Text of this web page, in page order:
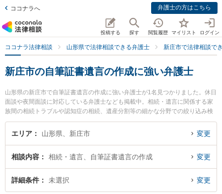
ココナラへ 弁護士の方はこちら
投稿する 探す 閲覧履歴 マイリスト ログイン
ココナラ法律相談 山形県で法律相談できる弁護士 新庄市で法律相談で
新庄市の自筆証書遺言の作成に強い弁護士
山形県の新庄市で自筆証書遺言の作成に強い弁護士が1名見つかりました。休日
面談や夜間面談に対応している弁護士なども掲載中。相続・遺言に関係する家
族間の相続トラブルや認知症の相続、遺産分割等の細かな分野での絞り込み検
索もでき便利です。特に新田法律事務所の新田 裕一郎弁護士のプロフィール情
報や弁護士費用、強みなどが注目されています。『新庄市で土日や夜間に発生
相談無料で自筆証書遺言の作成を法律相談できる新庄市内の弁護士に相談予約
したい』などでお困りの相談者さんにおすすめです。
エリア 山形県、新庄市 変更
相談内容 相続・遺言、自筆証書遺言の作成 変更
詳細条件 未選択 変更